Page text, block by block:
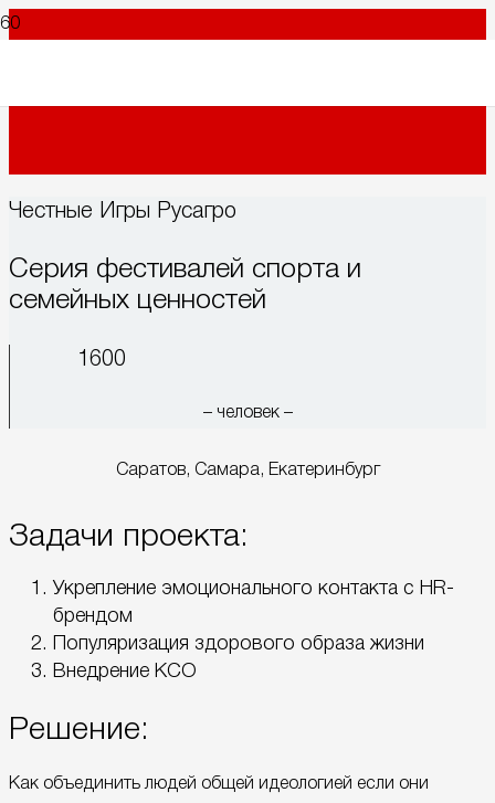
Честные Игры Русагро
Серия фестивалей спорта и
семейных ценностей
1600
– человек –
Саратов, Самара, Екатеринбург
Задачи проекта:
Укрепление эмоционального контакта с HR-
брендом
Популяризация здорового образа жизни
Внедрение КСО
Решение:
Как объединить людей общей идеологией если они